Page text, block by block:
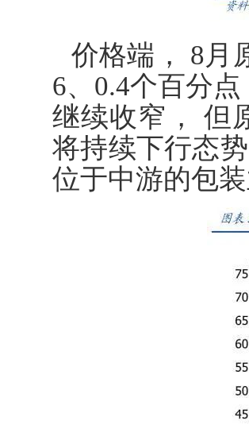
价格端， 8月
6、0.4个百分
继续收窄， 但
将持续下行态
位于中游的包